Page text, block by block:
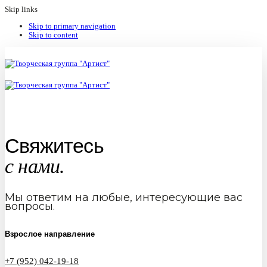
Skip links
Skip to primary navigation
Skip to content
Свяжитесь
с нами.
Мы ответим на любые, интересующие вас
вопросы.
Взрослое направление
+7 (952) 042-19-18